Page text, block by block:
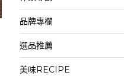
品牌專欄
選品推薦
美味RECIPE